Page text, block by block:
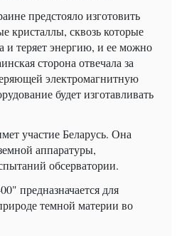
предстояло изготовить
кристаллы, сквозь которые
и теряет энергию, и ее можно
сторона отвечала за
электромагнитную
будет изготавливать
участие Беларусь. Она
аппаратуры,
обсерватории.
предназначается для
темной материи во